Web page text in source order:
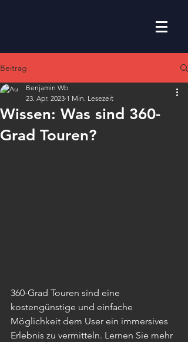
Beitrag
Wissen: Was sind 360-
Grad Touren?
Benjamin Wb
23. Apr. 2023 1 Min. Lesezeit
360-Grad Touren sind eine
kostengünstige und einfache
Möglichkeit dem User ein immersives
Erlebnis zu vermitteln. Lernen Sie mehr